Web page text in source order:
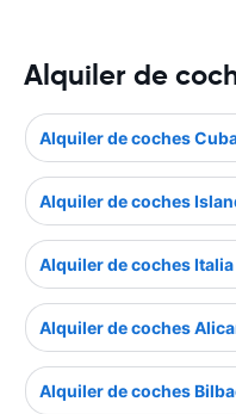
Alquiler de
Alquiler de coches
Alquiler de coches
Alquiler de coches Italia
Alquiler de coches
Alquiler de coches